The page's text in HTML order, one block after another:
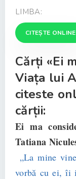
LIMBA:
CITEȘTE ONLINE
Cărți «Ei
Viața lui
citeste
cărții:
Ei ma
Tatiana
„La mine
vorbă cu ei, îi